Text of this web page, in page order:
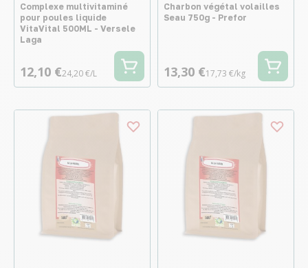
Complexe multivitaminé
pour poules liquide
VitaVital 500ML - Versele
Laga
12,10 €24,20 €/L
Charbon végétal volailles
Seau 750g - Prefor
13,30 €17,73 €/kg